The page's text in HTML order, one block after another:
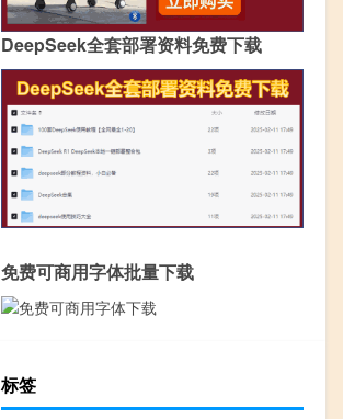
DeepSeek全套部署资料免费下载
免费可商用字体批量下载
标签